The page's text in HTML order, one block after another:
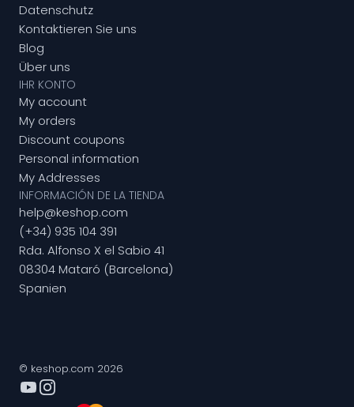
Datenschutz
Kontaktieren Sie uns
Blog
Über uns
IHR KONTO
My account
My orders
Discount coupons
Personal information
My Addresses
INFORMACIÓN DE LA TIENDA
help@keshop.com
(+34) 935 104 391
Rda. Alfonso X el Sabio 41
08304 Mataró (Barcelona)
Spanien
© keshop.com 2026